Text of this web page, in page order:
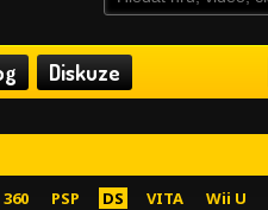
Diskuze
PSP DS VITA Wii U